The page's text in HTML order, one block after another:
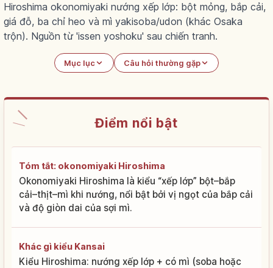
Hiroshima okonomiyaki nướng xếp lớp: bột mỏng, bắp cải,
giá đỗ, ba chỉ heo và mì yakisoba/udon (khác Osaka
trộn). Nguồn từ 'issen yoshoku' sau chiến tranh.
Mục lục Câu hỏi thường gặp
Điểm nổi bật
Tóm tắt: okonomiyaki Hiroshima
Okonomiyaki Hiroshima là kiểu “xếp lớp” bột–bắp
cải–thịt–mì khi nướng, nổi bật bởi vị ngọt của bắp cải
và độ giòn dai của sợi mì.
Khác gì kiểu Kansai
Kiểu Hiroshima: nướng xếp lớp + có mì (soba hoặc